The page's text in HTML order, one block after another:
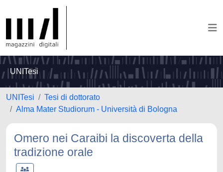
UNITesi
UNITesi
Tesi di dottorato
Alma Mater Studiorum - Università di Bologna
Omero nei Caraibi la discoverta della
tradizione orale